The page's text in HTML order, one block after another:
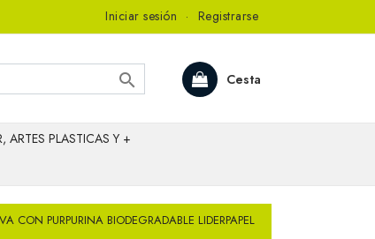
Iniciar sesión · Registrarse
Cesta

ARTES PLASTICAS Y +
CON PURPURINA BIODEGRADABLE LIDERPAPEL